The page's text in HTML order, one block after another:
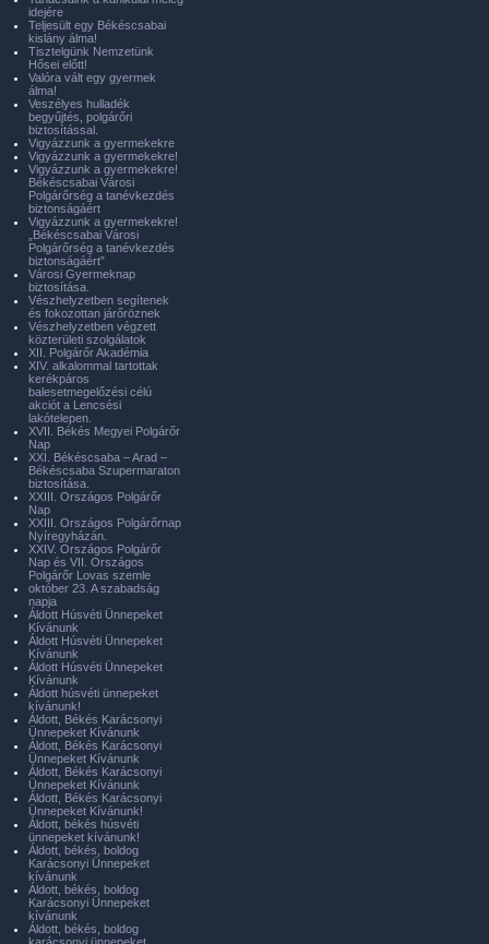
idejére
Teljesült egy Békéscsabai
kislány álma!
Tisztelgünk Nemzetünk
Hősei előtt!
Valóra vált egy gyermek
álma!
Veszélyes hulladék
begyűjtés, polgárőri
biztosítással.
Vigyázzunk a gyermekekre
Vigyázzunk a gyermekekre!
Vigyázzunk a gyermekekre!
Békéscsabai Városi
Polgárőrség a tanévkezdés
biztonságáért
Vigyázzunk a gyermekekre!
„Békéscsabai Városi
Polgárőrség a tanévkezdés
biztonságáért”
Városi Gyermeknap
biztosítása.
Vészhelyzetben segítenek
és fokozottan járőröznek
Vészhelyzetben végzett
közterületi szolgálatok
XII. Polgárőr Akadémia
XIV. alkalommal tartottak
kerékpáros
balesetmegelőzési célú
akciót a Lencsési
lakótelepen.
XVII. Békés Megyei Polgárőr
Nap
XXI. Békéscsaba – Arad –
Békéscsaba Szupermaraton
biztosítása.
XXIII. Országos Polgárőr
Nap
XXIII. Országos Polgárőrnap
Nyíregyházán.
XXIV. Országos Polgárőr
Nap és VII. Országos
Polgárőr Lovas szemle
október 23. A szabadság
napja
Áldott Húsvéti Ünnepeket
Kívánunk
Áldott Húsvéti Ünnepeket
Kívánunk
Áldott Húsvéti Ünnepeket
Kívánunk
Áldott húsvéti ünnepeket
kívánunk!
Áldott, Békés Karácsonyi
Ünnepeket Kívánunk
Áldott, Békés Karácsonyi
Ünnepeket Kívánunk
Áldott, Békés Karácsonyi
Ünnepeket Kívánunk
Áldott, Békés Karácsonyi
Ünnepeket Kívánunk!
Áldott, békés húsvéti
ünnepeket kívánunk!
Áldott, békés, boldog
Karácsonyi Ünnepeket
kívánunk
Áldott, békés, boldog
Karácsonyi Ünnepeket
kívánunk
Áldott, békés, boldog